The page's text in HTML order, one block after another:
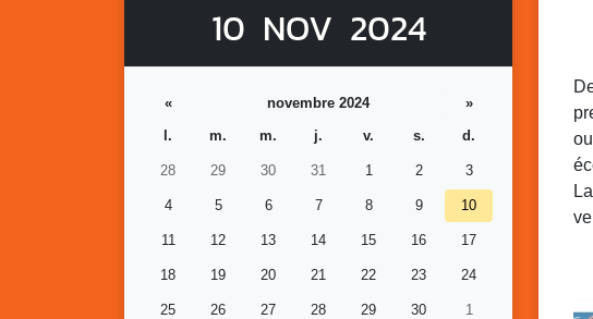
10 NOV 2024
« novembre 2024
»
l.
m. m. j. v. s. d.
28 29 30 31 1 2 3
4 5 6 7 8 9 10
11 12 13 14 15 16 17
18 19 20 21 22 23 24
25 26 27 28 29 30 1